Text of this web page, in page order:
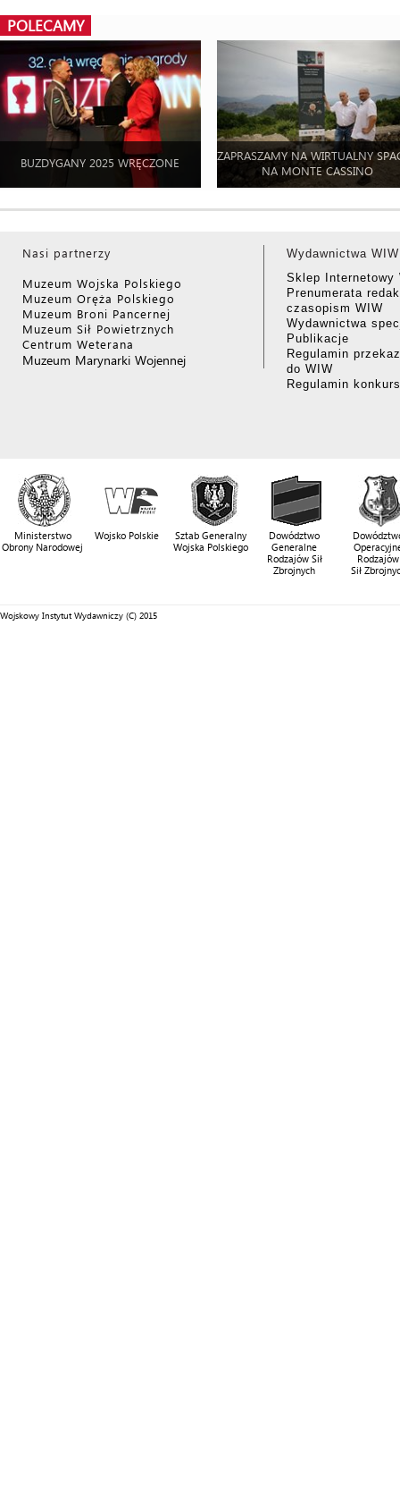
POLECAMY
BUZDYGANY 2025 WRĘCZONE
ZAPRASZAMY NA WIRTUALNY
NA MONTE CASSINO
Nasi partnerzy
Muzeum Wojska Polskiego
Muzeum Oręża Polskiego
Muzeum Broni Pancernej
Muzeum Sił Powietrznych
Centrum Weterana
Muzeum Marynarki Wojennej
Wydawnictwa WIW
Sklep Internetowy
Prenumerata
czasopism WIW
Wydawnictwa
Publikacje
Regulamin
do WIW
Regulamin
Ministerstwo
Obrony Narodowej
Wojsko Polskie
Sztab Generalny
Wojska Polskiego
Dowództwo
Generalne
Rodzajów Sił
Zbrojnych
Rodzajów
Sił
Wojskowy Instytut Wydawniczy (C) 2015